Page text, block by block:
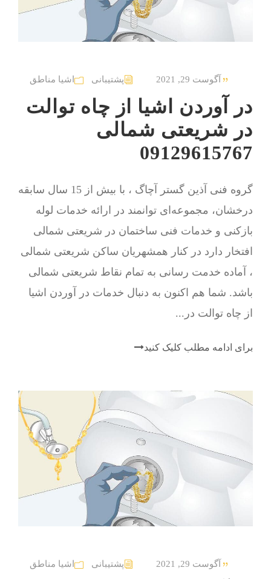
آگوست 29, 2021 پشتیبانی اشیا مناطق
در آوردن اشیا از چاه توالت
در شریعتی شمالی
09129615767
گروه فنی آذین گستر آچاگ ، با بیش از 15 سال سابقه
درخشان، مجموعه‌ای توانمند در ارائه خدمات لوله
بازکنی و خدمات فنی ساختمان در شریعتی شمالی
افتخار دارد در کنار همشهریان ساکن شریعتی شمالی
، آماده خدمت رسانی به تمام نقاط شریعتی شمالی
باشد. شما هم اکنون به دنبال خدمات در آوردن اشیا
از چاه توالت در...
برای ادامه مطلب کلیک کنید
آگوست 29, 2021 پشتیبانی اشیا مناطق